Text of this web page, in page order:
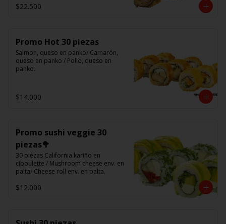
(Foto referencial)
$22.500
Promo Hot 30 piezas
Salmon, queso en panko/ Camarón,
queso en panko / Pollo, queso en
panko.
$14.000
Promo sushi veggie 30
piezas🥦
30 piezas California kariño en
ciboulette / Mushroom cheese env. en
palta/ Cheese roll env. en palta.
$12.000